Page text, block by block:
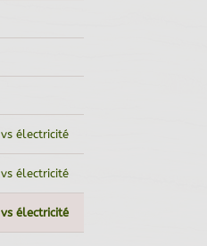
vs électricité
vs électricité
vs électricité